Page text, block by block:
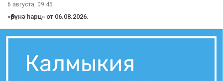
6 августа, 09:45
«Өрүнә һарц» от 06.08.2026.